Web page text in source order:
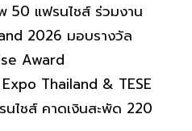
แฟรนไชส์ ร่วมงาน
2026 มอบรางวัล
Award
Thailand & TESE
ไชส์ คาดเงินสะพัด 220